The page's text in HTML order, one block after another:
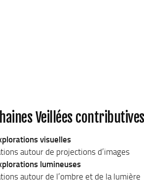
Veillées
visuelles
autour de projections d’images
lumineuses
autour de l’ombre et de la lumière